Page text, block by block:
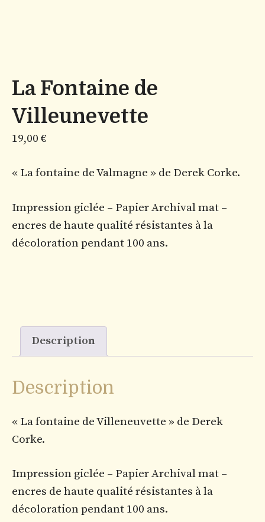
La Fontaine de
Villeunevette
19,00 €
« La fontaine de Valmagne » de Derek Corke.
Impression giclée – Papier Archival mat –
encres de haute qualité résistantes à la
décoloration pendant 100 ans.
Description
Description
« La fontaine de Villeneuvette » de Derek
Corke.
Impression giclée – Papier Archival mat –
encres de haute qualité résistantes à la
décoloration pendant 100 ans.